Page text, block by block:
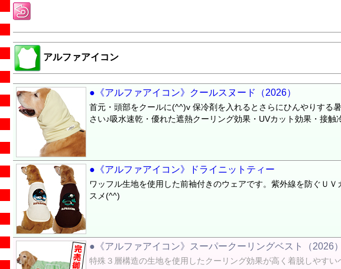
アルファアイコン
●《アルファアイコン》クールスヌード（2026）
首元・頭部をクールに(^^)v 保冷剤を入れるとさらにひんやりする
さい♪吸水速乾・優れた遮熱クーリング効果・UVカット効果・接
●《アルファアイコン》ドライニットティー
ワッフル生地を使用した前袖付きのウェアです。紫外線を防ぐＵ
スメ(^^)
●《アルファアイコン》スーパークーリングベスト（2026）
特殊３層構造の生地を使用したクーリング効果が高く着脱しやす